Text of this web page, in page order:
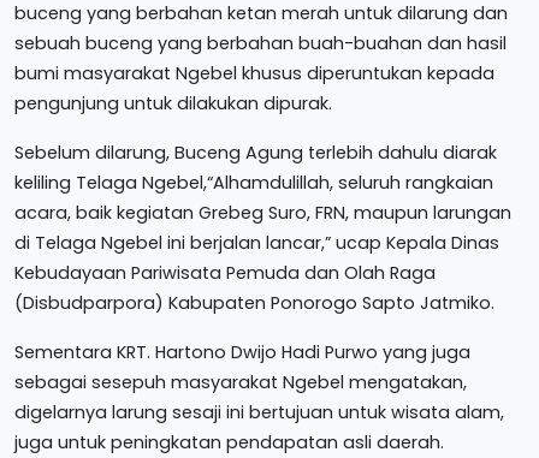
buceng yang berbahan ketan merah untuk dilarung dan
sebuah buceng yang berbahan buah-buahan dan hasil
bumi masyarakat Ngebel khusus diperuntukan kepada
pengunjung untuk dilakukan dipurak.
Sebelum dilarung, Buceng Agung terlebih dahulu diarak
keliling Telaga Ngebel,“Alhamdulillah, seluruh rangkaian
acara, baik kegiatan Grebeg Suro, FRN, maupun larungan
di Telaga Ngebel ini berjalan lancar,” ucap Kepala Dinas
Kebudayaan Pariwisata Pemuda dan Olah Raga
(Disbudparpora) Kabupaten Ponorogo Sapto Jatmiko.
Sementara KRT. Hartono Dwijo Hadi Purwo yang juga
sebagai sesepuh masyarakat Ngebel mengatakan,
digelarnya larung sesaji ini bertujuan untuk wisata alam,
juga untuk peningkatan pendapatan asli daerah.